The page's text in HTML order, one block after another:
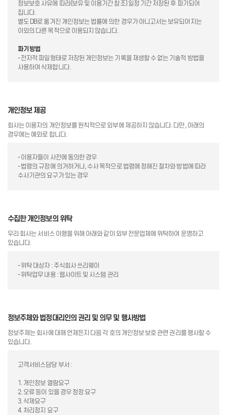
정보보호 사유에 따라(보유 및 이용기간 참조) 일정 기간 저장된 후 파기되어
집니다.
별도 DB로 옮겨진 개인정보는 법률에 의한 경우가 아니고서는 보유되어지는
이외의 다른 목적으로 이용되지 않습니다.
파기방법
- 전자적 파일형태로 저장된 개인정보는 기록을 재생할 수 없는 기술적 방법을
사용하여 삭제합니다.
개인정보 제공
회사는 이용자의 개인정보를 원칙적으로 외부에 제공하지 않습니다. 다만, 아래의
경우에는 예외로 합니다.
- 이용자들이 사전에 동의한 경우
- 법령의 규정에 의거하거나, 수사 목적으로 법령에 정해진 절차와 방법에 따라
수사기관의 요구가 있는 경우
수집한 개인정보의 위탁
우리 회사는 서비스 이행을 위해 아래와 같이 외부 전문업체에 위탁하여 운영하고
있습니다.
- 위탁 대상자 : 주식회사 쓰리웨이
- 위탁업무 내용 : 웹사이트 및 시스템 관리
정보주체와 법정대리인의 권리 및 의무 및 행사방법
정보주체는 회사에 대해 언제든지 다음 각 호의 개인정보 보호 관련 권리를 행사할 수
있습니다.
고객서비스담당 부서 :
1. 개인정보 열람요구
2. 오류 등이 있을 경우 정정 요구
3. 삭제요구
4. 처리정지 요구